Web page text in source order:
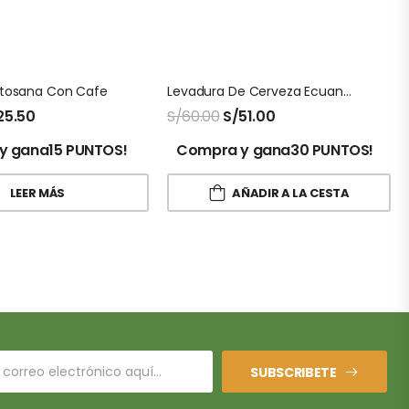
Con Cafe
PUNTOS!
LEER MÁS
Levadura De Cerveza Ecuanatu En Polvo 1 Kg
S/60.00 S/51.00
Compra y gana30 PUNTOS!
AÑADIR A LA CESTA
SUBSCRIBETE